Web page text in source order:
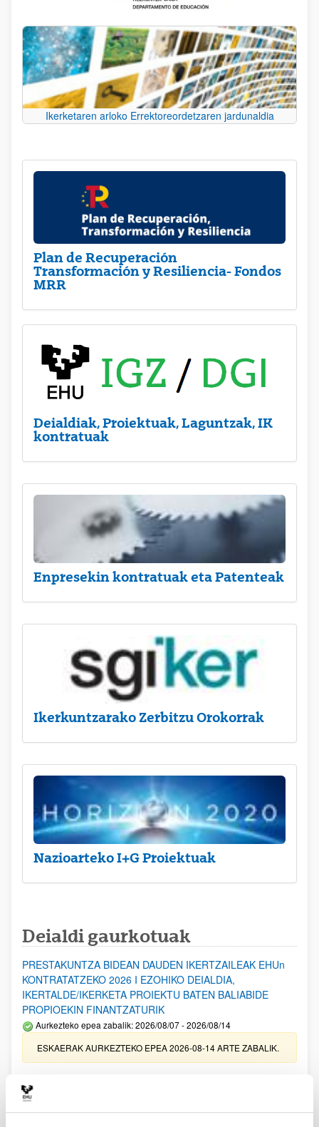
Ikerketaren arloko Errektoreordetzaren jardunaldia
Plan de Recuperación
Transformación y Resiliencia- Fondos
MRR
Deialdiak, Proiektuak, Laguntzak, IK
kontratuak
Enpresekin kontratuak eta Patenteak
Ikerkuntzarako Zerbitzu Orokorrak
Nazioarteko I+G Proiektuak
Deialdi gaurkotuak
PRESTAKUNTZA BIDEAN DAUDEN IKERTZAILEAK EHUn
KONTRATATZEKO 2026 I EZOHIKO DEIALDIA,
IKERTALDE/IKERKETA PROIEKTU BATEN BALIABIDE
PROPIOEKIN FINANTZATURIK
Aurkezteko epea zabalik: 2026/08/07 - 2026/08/14
ESKAERAK AURKEZTEKO EPEA 2026-08-14 ARTE ZABALIK.
erosi eta berritzeko laguntzak 2026
Izapide irekia